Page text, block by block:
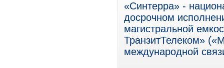
«Синтерра» -
досрочном
магистральной
ТранзитТелеком»
международной